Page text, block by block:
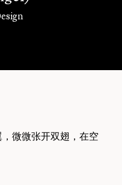
微微张开双翅，在空